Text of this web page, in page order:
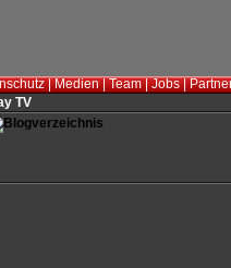
|Medien|Team|Jobs|
TV